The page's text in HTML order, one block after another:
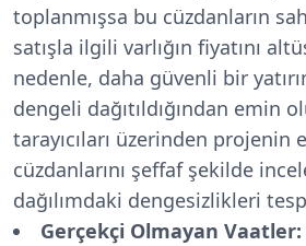
toplanmışsa bu cüzdanların
satışla ilgili varlığın fiyatını
nedenle, daha güvenli bir
dengeli dağıtıldığından emin
tarayıcıları üzerinden
cüzdanlarını şeffaf şekilde
dağılımdaki dengesizlikleri
Gerçekçi Olmayan Vaatler: